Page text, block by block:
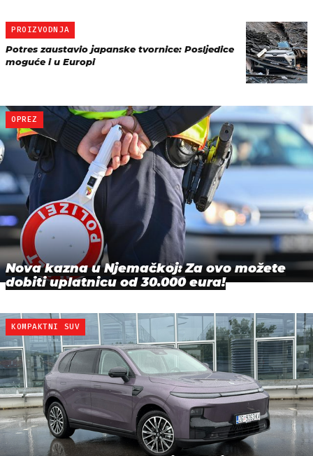
PROIZVODNJA
Potres zaustavio japanske tvornice: Posljedice
moguće i u Europi
OPREZ
Nova kazna u Njemačkoj: Za ovo možete
dobiti uplatnicu od 30.000 eura!
KOMPAKTNI SUV